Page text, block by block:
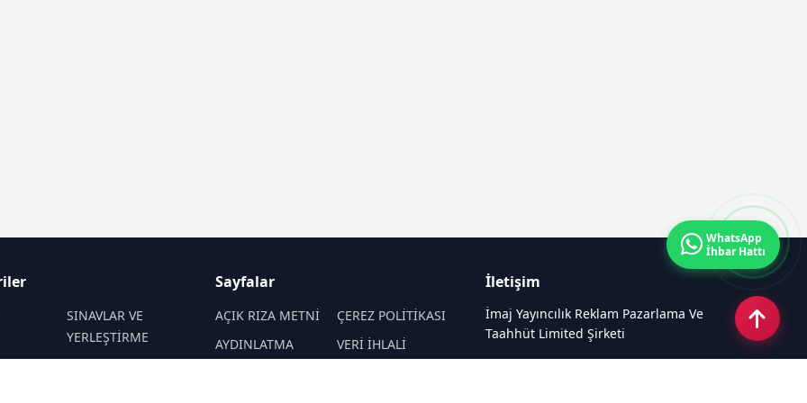
SINAVLAR VE
YERLEŞTİRME
Sayfalar
AÇIK RIZA METNİ
ÇEREZ POLİTİKASI
AYDINLATMA
VERİ İHLALİ
İletişim
İmaj Yayıncılık Reklam Pazarlama Ve
Taahhüt Limited Şirketi
WhatsApp
İhbar Hattı